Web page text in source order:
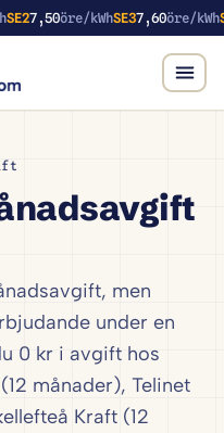
SE27,50öre/kWhSE37,60öre/kWh
men
under en
0 kr i avgift hos
månader), Telinet
Kraft (12